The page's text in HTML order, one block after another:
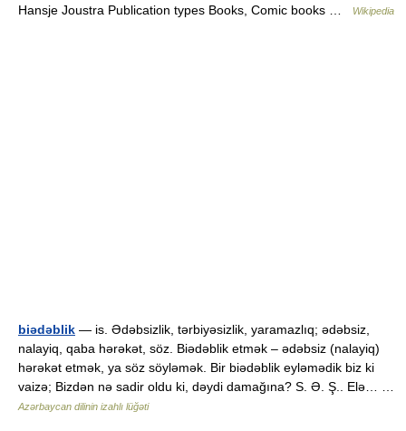
Hansje Joustra Publication types Books, Comic books …
Wikipedia
biədəblik — is. Ədəbsizlik, tərbiyəsizlik, yaramazlıq; ədəbsiz,
nalayiq, qaba hərəkət, söz. Biədəblik etmək – ədəbsiz (nalayiq)
hərəkət etmək, ya söz söyləmək. Bir biədəblik eyləmədik biz ki
vaizə; Bizdən nə sadir oldu ki, dəydi damağına? S. Ə. Ş.. Elə… …
Azərbaycan dilinin izahlı lüğəti